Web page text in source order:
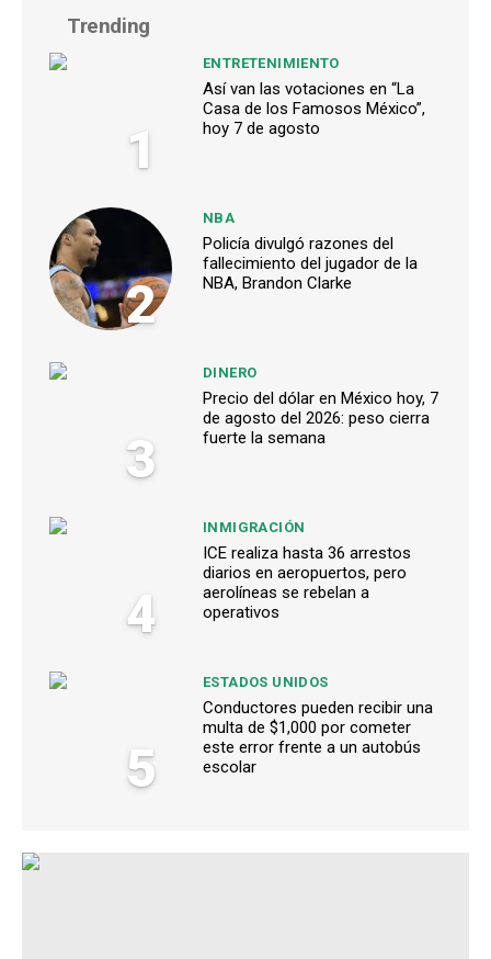
Trending
1
ENTRETENIMIENTO
Así van las votaciones en “La
Casa de los Famosos México”,
hoy 7 de agosto
2
NBA
Policía divulgó razones del
fallecimiento del jugador de la
NBA, Brandon Clarke
3
DINERO
Precio del dólar en México hoy, 7
de agosto del 2026: peso cierra
fuerte la semana
4
INMIGRACIÓN
ICE realiza hasta 36 arrestos
diarios en aeropuertos, pero
aerolíneas se rebelan a
operativos
5
ESTADOS UNIDOS
Conductores pueden recibir una
multa de $1,000 por cometer
este error frente a un autobús
escolar